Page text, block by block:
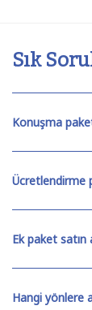
Sık
Konuşma
Ücretlendirme
Ek paket satın
Hangi yönlere